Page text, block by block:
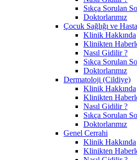
Sıkça Sorulan
Doktorlarımız
Çocuk Sağlığı ve
Klinik Hakkında
Klinikten
Nasıl Gidilir ?
Sıkça Sorulan
Doktorlarımız
Dermatoloji (Cildiye)
Klinik Hakkında
Klinikten
Nasıl Gidilir ?
Sıkça Sorulan
Doktorlarımız
Genel Cerrahi
Klinik Hakkında
Klinikten